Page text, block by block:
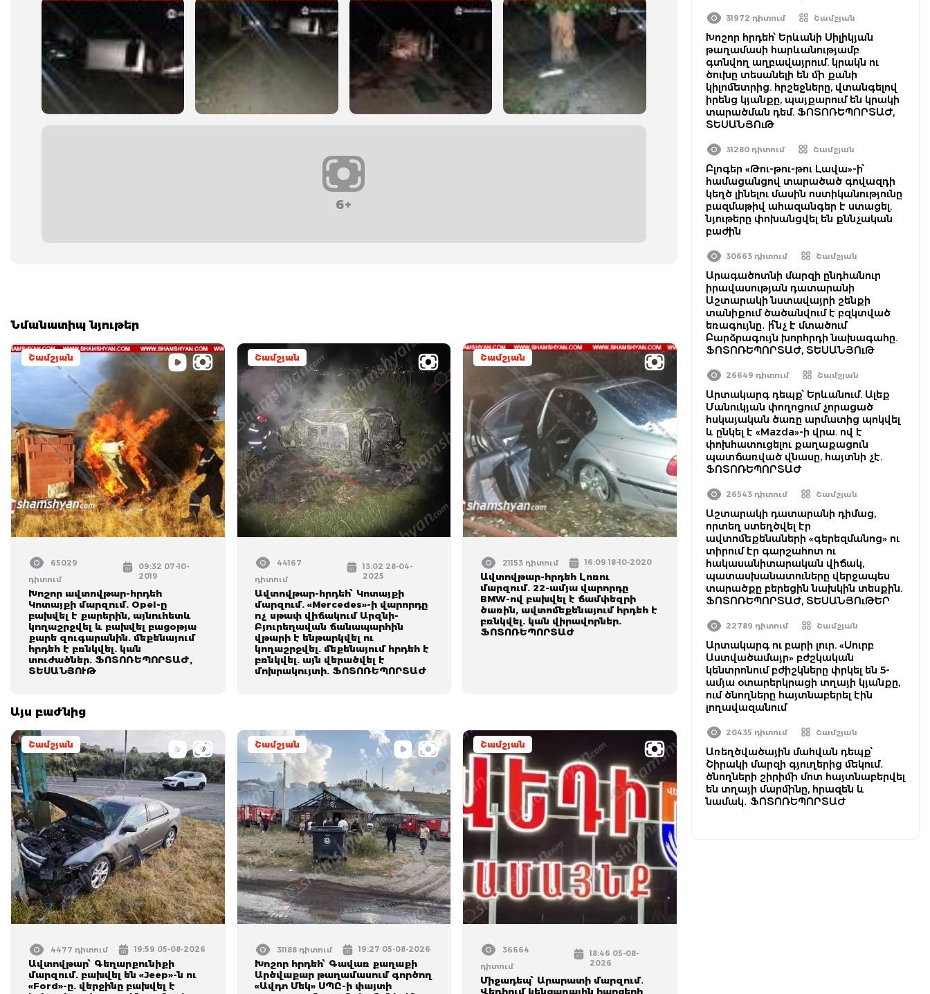
6+
Նմանատիպ նյութեր
Շամշյան
65029
դիտում
09:32 07-10-
2019
Խոշոր ավտովթար-հրդեհ
Կոտայքի մարզում. Opel-ը
բախվել է քարերին, այնուհետև
կողաշրջվել և բախվել բացօթյա
քարե զուգարանին. մեքենայում
հրդեհ է բռնկվել. կան
տուժածներ. ՖՈՏՈՌԵՊՈՐՏԱԺ,
ՏԵՍԱՆՅՈՒԹ
Շամշյան
44167
դիտում
13:02 28-04-
2025
Ավտովթար-հրդեհ՝ Կոտայքի
մարզում. «Mercedes»-ի վարորդը
ոչ սթափ վիճակում Արզնի-
Բյուրեղավան ճանապարհին
վթարի է ենթարկվել ու
կողաշրջվել. մեքենայում հրդեհ է
բռնկվել. այն վերածվել է
մոխրակույտի. ՖՈՏՈՌԵՊՈՐՏԱԺ
Շամշյան
21153 դիտում 16:09 18-10-2020
Ավտովթար-հրդեհ Լոռու
մարզում. 22-ամյա վարորդը
BMW-ով բախվել է ճամփեզրի
ծառին, ավտոմեքենայում հրդեհ է
բռնկվել. կան վիրավորներ.
ՖՈՏՈՌԵՊՈՐՏԱԺ
Այս բաժնից
Շամշյան
4477 դիտում 19:59 05-08-2026
Ավտովթար՝ Գեղարքունիքի
մարզում. բախվել են «Jeep»-ն ու
«Ford»-ը. վերջինը բախվել է
Շամշյան
31188 դիտում 19:27 05-08-2026
Խոշոր հրդեհ՝ Գավառ քաղաքի
Արծվաքար թաղամասում գործող
«Ավդո Մեկ» ՍՊԸ-ի փայտի
Շամշյան
36664
դիտում
18:46 05-08-
2026
Միջադեպ՝ Արարատի մարզում․
Վեդիում կենցաղային հարցերի
31972 դիտում Շամշյան
Խոշոր հրդեհ՝ Երևանի Սիլիկյան
թաղամասի հարևանությամբ
գտնվող աղբավայրում. կրակն ու
ծուխը տեսանելի են մի քանի
կիլոմետրից. հրշեջները, վտանգելով
իրենց կյանքը, պայքարում են կրակի
տարածման դեմ. ՖՈՏՈՌԵՊՈՐՏԱԺ,
ՏԵՍԱՆՅՈւԹ
31280 դիտում Շամշյան
Բլոգեր «Թու-թու-թու Լավա»-ի՝
համացանցով տարածած գովազդի
կեղծ լինելու մասին ոստիկանությունը
բազմաթիվ ահազանգեր է ստացել.
նյութերը փոխանցվել են քննչական
բաժին
30663 դիտում Շամշյան
Արագածոտնի մարզի ընդհանուր
իրավասության դատարանի
Աշտարակի նստավայրի շենքի
տանիքում ծածանվում է բզկտված
եռագույնը․ ի՞նչ է մտածում
Բարձրագույն խորհրդի նախագահը.
ՖՈՏՈՌԵՊՈՐՏԱԺ, ՏԵՍԱՆՅՈւԹ
26649 դիտում Շամշյան
Արտակարգ դեպք՝ Երևանում. Ալեք
Մանուկյան փողոցում չորացած
հսկայական ծառը արմատից պոկվել
և ընկել է «Mazda»-ի վրա. ով է
փոխհատուցելու քաղաքացուն
պատճառված վնասը, հայտնի չէ.
ՖՈՏՈՌԵՊՈՐՏԱԺ
26543 դիտում Շամշյան
Աշտարակի դատարանի դիմաց,
որտեղ ստեղծվել էր
ավտոմեքենաների «գերեզմանոց» ու
տիրում էր գարշահոտ ու
հակասանիտարական վիճակ,
պատասխանատուները վերջապես
տարածքը բերեցին նախկին տեսքին.
ՖՈՏՈՌԵՊՈՐՏԱԺ, ՏԵՍԱՆՅՈւԹԵՐ
22789 դիտում Շամշյան
Արտակարգ ու բարի լուր. «Սուրբ
Աստվածամայր» բժշկական
կենտրոնում բժիշկները փրկել են 5-
ամյա օտարերկրացի տղայի կյանքը,
ում ծնողները հայտնաբերել էին
լողավազանում
20435 դիտում Շամշյան
Առեղծվածային մահվան դեպք՝
Շիրակի մարզի գյուղերից մեկում․
ծնողների շիրիմի մոտ հայտնաբերվել
են տղայի մարմինը, հրազեն և
նամակ․ ՖՈՏՈՌԵՊՈՐՏԱԺ